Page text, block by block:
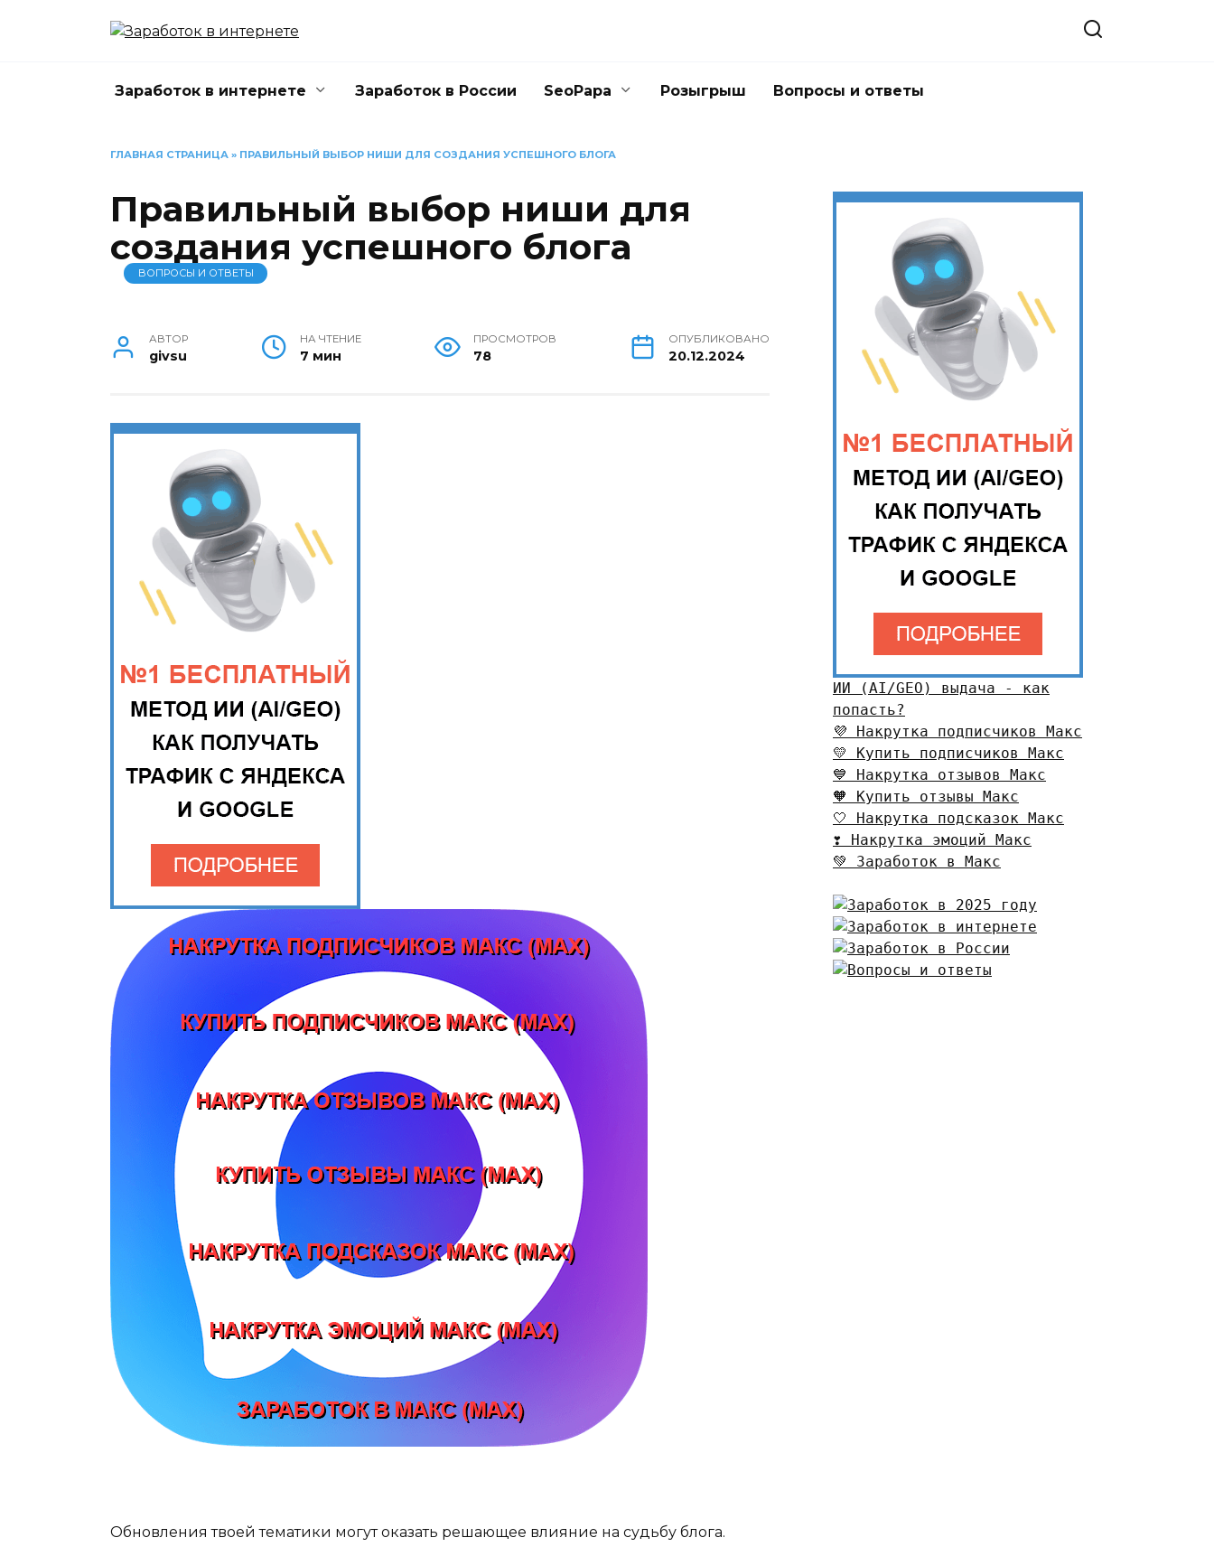
Заработок в интернете Заработок в России SeoPapa Розыгрыш Вопросы и ответы
ГЛАВНАЯ СТРАНИЦА » ПРАВИЛЬНЫЙ ВЫБОР НИШИ ДЛЯ СОЗДАНИЯ УСПЕШНОГО БЛОГА
Правильный выбор ниши для
создания успешного блога
ВОПРОСЫ И ОТВЕТЫ
АВТОР
givsu
НА ЧТЕНИЕ
7 мин
ПРОСМОТРОВ
78
ОПУБЛИКОВАНО
20.12.2024
Обновления твоей тематики могут оказать решающее влияние на судьбу блога.
ИИ (AI/GEO) выдача - как
попасть?
💜 Накрутка подписчиков Макс
💛 Купить подписчиков Макс
💙 Накрутка отзывов Макс
🧡 Купить отзывы Макс
🤍 Накрутка подсказок Макс
❣️ Накрутка эмоций Макс
💚 Заработок в Макс